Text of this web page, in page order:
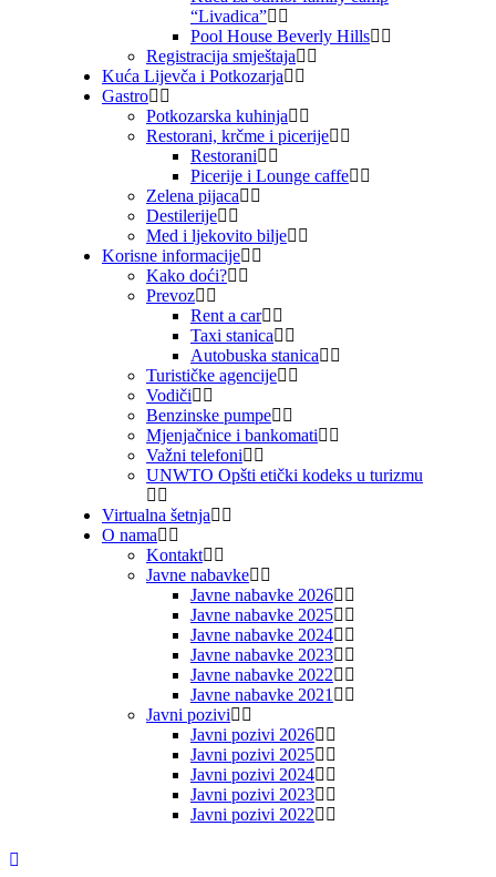
“Livadica”
Pool House Beverly Hills
Registracija smještaja
Kuća Lijevča i Potkozarja
Gastro
Potkozarska kuhinja
Restorani, krčme i picerije
Restorani
Picerije i Lounge caffe
Zelena pijaca
Destilerije
Med i ljekovito bilje
Korisne informacije
Kako doći?
Prevoz
Rent a car
Taxi stanica
Autobuska stanica
Turističke agencije
Vodiči
Benzinske pumpe
Mjenjačnice i bankomati
Važni telefoni
UNWTO Opšti etički kodeks u turizmu
Virtualna šetnja
O nama
Kontakt
Javne nabavke
Javne nabavke 2026
Javne nabavke 2025
Javne nabavke 2024
Javne nabavke 2023
Javne nabavke 2022
Javne nabavke 2021
Javni pozivi
Javni pozivi 2026
Javni pozivi 2025
Javni pozivi 2024
Javni pozivi 2023
Javni pozivi 2022